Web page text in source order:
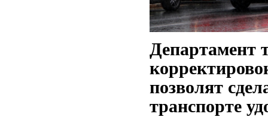
Департамент
позволят
транспорте